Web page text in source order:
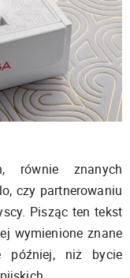
równie znanych
czy partnerowaniu
Pisząc ten tekst
wymienione znane
później, niż bycie